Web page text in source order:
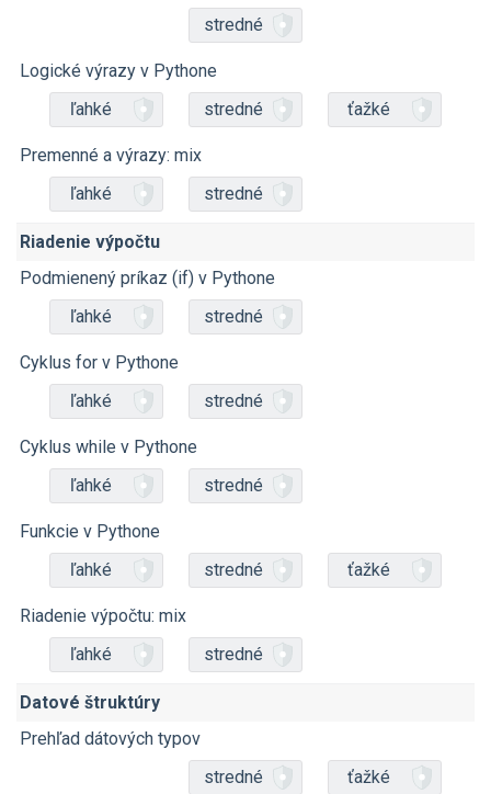
stredné
Logické výrazy v Pythone
ľahké
stredné ťažké
Premenné a výrazy: mix
ľahké
stredné
Riadenie výpočtu
Podmienený príkaz (if) v Pythone
ľahké
stredné
Cyklus for v Pythone
ľahké
stredné
Cyklus while v Pythone
ľahké
stredné
Funkcie v Pythone
ľahké
stredné ťažké
Riadenie výpočtu: mix
ľahké
stredné
Datové štruktúry
Prehľad dátových typov
stredné
ťažké